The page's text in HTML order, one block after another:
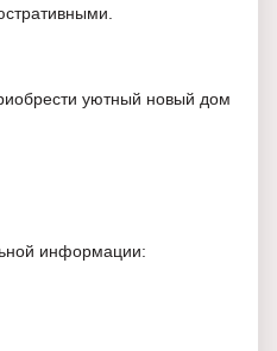
уютный новый дом
информации: